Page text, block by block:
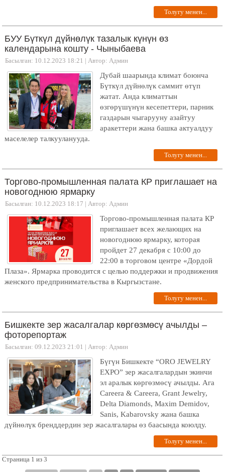
Толугу менен...
БУУ Бүткүл дүйнөлүк тазалык күнүн өз
календарына кошту - Чыныбаева
Басылган: 10.12.2023 18:21 | Автор: Админ
Дубай шаарында климат боюнча
Бүткүл дүйнөлүк саммит өтүп
жатат. Анда климаттын
өзгөрүшүнүн кесепеттери, парник
газдарын чыгарууну азайтуу
аракеттери жана башка актуалдуу
маселелер талкууланууда.
Толугу менен...
Торгово-промышленная палата КР приглашает на
новогоднюю ярмарку
Басылган: 10.12.2023 18:17 | Автор: Админ
Торгово-промышленная палата КР
приглашает всех желающих на
новогоднюю ярмарку, которая
пройдет 27 декабря с 10:00 до
22:00 в торговом центре «Дордой
Плаза». Ярмарка проводится с целью поддержки и продвижения
женского предпринимательства в Кыргызстане.
Толугу менен...
Бишкекте зер жасалгалар көргөзмөсү ачылды –
фоторепортаж
Басылган: 09.12.2023 21:01 | Автор: Админ
Бүгүн Бишкекте “ОRO JEWELRY
EXPO” зер жасалгалардын экинчи
эл аралык көргөзмөсү ачылды. Ага
Careera & Careera, Grant Jewelry,
Delta Diamonds, Maxim Demidov,
Sanis, Kabarovsky жана башка
дүйнөлүк бренддердин зер жасалгалары өз баасында коюлду.
Толугу менен...
Страница 1 из 3